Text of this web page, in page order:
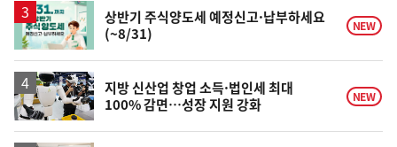
락
상반기 주식양도세 예정신고·납부하세요
(~8/31)
NEW
지방 신산업 창업 소득·법인세 최대
100% 감면…성장 지원 강화
NEW